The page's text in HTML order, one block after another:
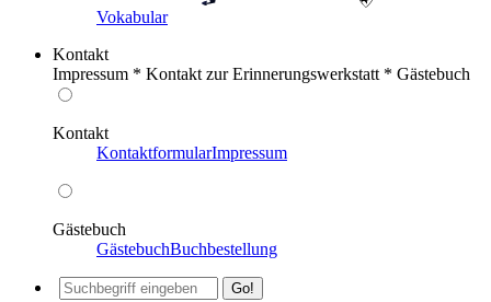
Vokabular
Kontakt
Impressum * Kontakt zur Erinnerungswerkstatt * Gästebuch
Kontakt
KontaktformularImpressum
Gästebuch
GästebuchBuchbestellung